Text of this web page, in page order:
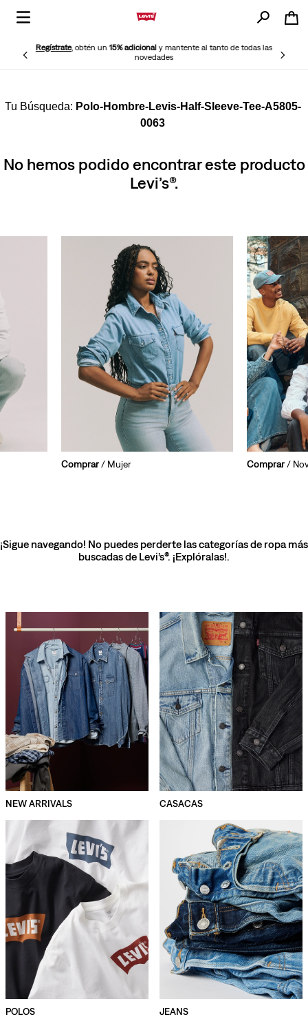
Regístrate, obtén un15% adicionaly mantente al tanto de todas las
novedades
Polo-Hombre-Levis-Half-Sleeve-Tee-A5805-
0063
No hemos podido encontrar este producto
Levi’s®.
Comprar/ Mujer Comprar/
¡Sigue navegando! No puedes perderte las categorías de ropa más
buscadas de Levi’s®. ¡Explóralas!.
NEW ARRIVALS CASACAS
POLOS JEANS